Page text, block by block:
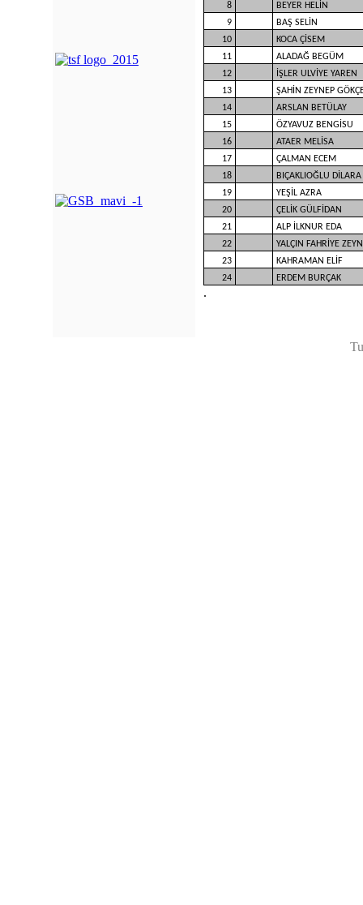
8
BEYER HELİN
9
BAŞ SELİN
10
KOCA ÇİSEM
11
ALADAĞ BEGÜM
12
İŞLER ULVİYE YAREN
13
ŞAHİN ZEYNEP
14
ARSLAN BETÜLAY
15
ÖZYAVUZ BENGİSU
16
ATAER MELİSA
17
ÇALMAN ECEM
18
BIÇAKLIOĞLU DİLARA
19
YEŞİL AZRA
20
ÇELİK GÜLFİDAN
21
ALP İLKNUR EDA
22
YALÇIN FAHRİYE
23
KAHRAMAN ELİF
24
ERDEM BURÇAK
.